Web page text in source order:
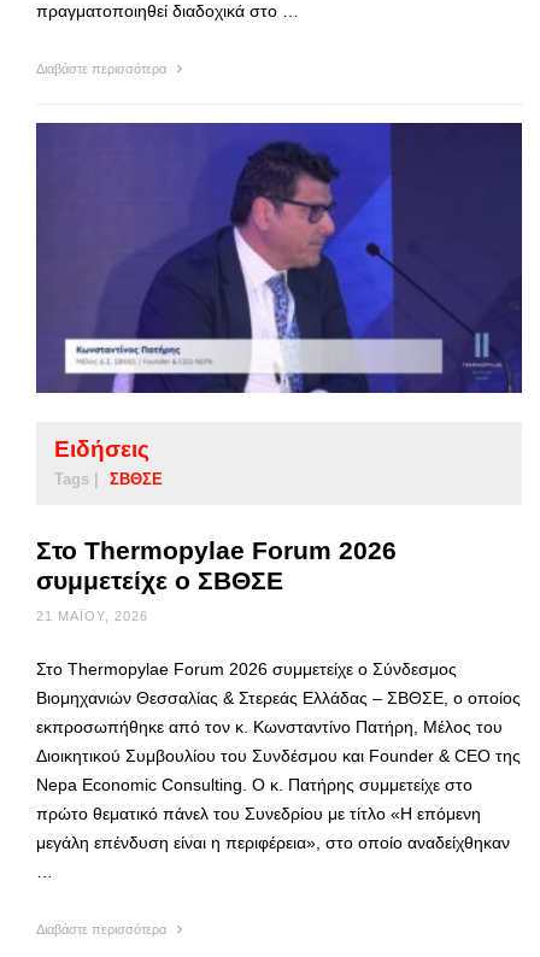
πραγματοποιηθεί διαδοχικά στο …
Διαβάστε περισσότερα
Ειδήσεις
Tags | ΣΒΘΣΕ
Στο Thermopylae Forum 2026
συμμετείχε ο ΣΒΘΣΕ
21 ΜΑΪ́ΟΥ, 2026
Στο Thermopylae Forum 2026 συμμετείχε ο Σύνδεσμος
Βιομηχανιών Θεσσαλίας & Στερεάς Ελλάδας – ΣΒΘΣΕ, ο οποίος
εκπροσωπήθηκε από τον κ. Κωνσταντίνο Πατήρη, Μέλος του
Διοικητικού Συμβουλίου του Συνδέσμου και Founder & CEO της
Nepa Economic Consulting. Ο κ. Πατήρης συμμετείχε στο
πρώτο θεματικό πάνελ του Συνεδρίου με τίτλο «Η επόμενη
μεγάλη επένδυση είναι η περιφέρεια», στο οποίο αναδείχθηκαν
Διαβάστε περισσότερα